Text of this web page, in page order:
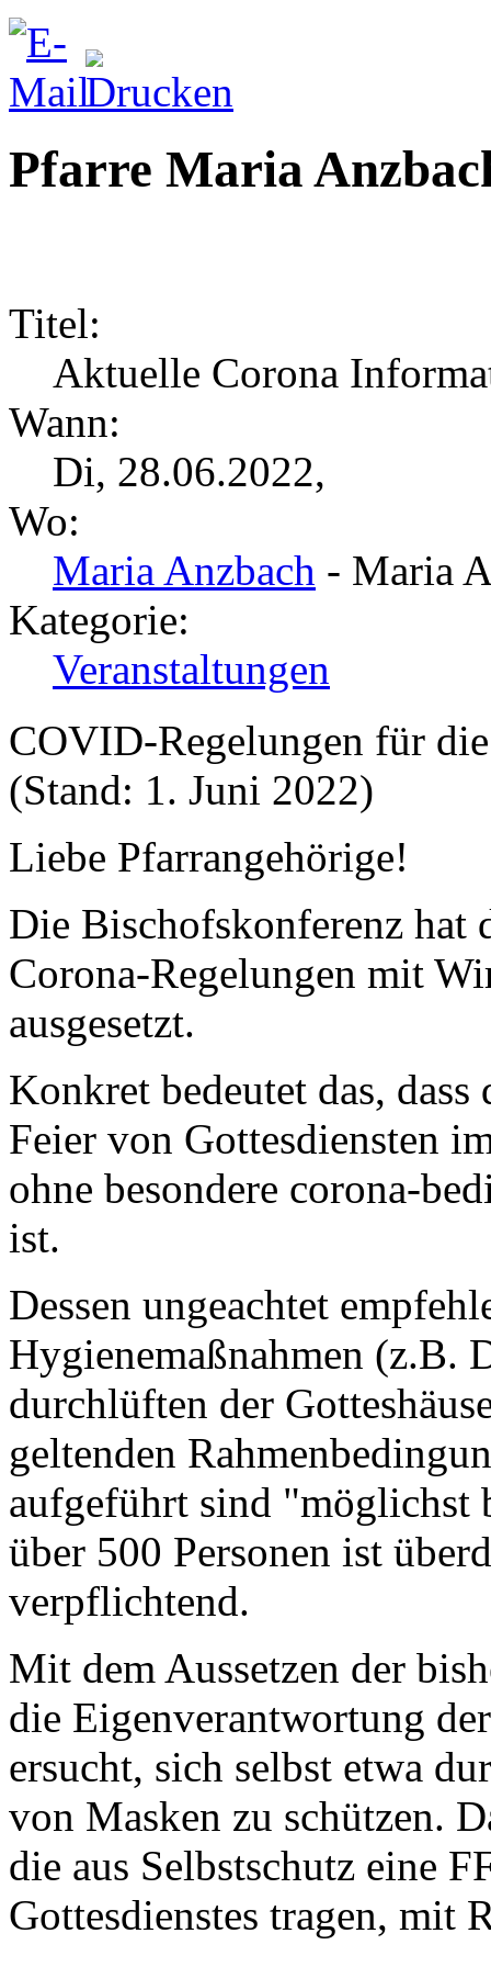
Pfarre Maria
Titel:
Aktuelle Corona
Wann:
Di, 28.06.2022,
Wo:
Maria Anzbach - Maria
Kategorie:
Veranstaltungen
COVID-Regelungen für
(Stand: 1. Juni 2022)
Liebe Pfarrangehörige!
Die Bischofskonferenz hat
Corona-Regelungen mit
ausgesetzt.
Konkret bedeutet das,
Feier von Gottesdiensten
ohne besondere corona-
ist.
Dessen ungeachtet
Hygienemaßnahmen (z.B.
durchlüften der
geltenden
aufgeführt sind
über 500 Personen ist
verpflichtend.
Mit dem Aussetzen der
die Eigenverantwortung
ersucht, sich selbst etwa
von Masken zu schützen.
die aus Selbstschutz eine
Gottesdienstes tragen, mit